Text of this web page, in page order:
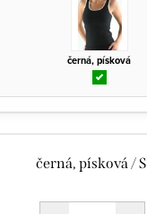
černá, písková
černá, písková / S